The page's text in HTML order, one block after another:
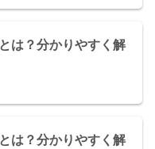
は？分かりやすく解
は？分かりやすく解